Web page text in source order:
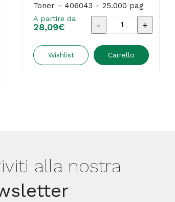
Toner – 406043 – 25.000 pag
A partire da
28,09€
Ricoh
Contenitore
pag
Wishlist Carrello
alla nostra